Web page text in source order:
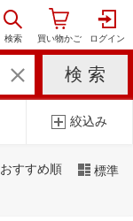
絞込み
おすすめ順 標準